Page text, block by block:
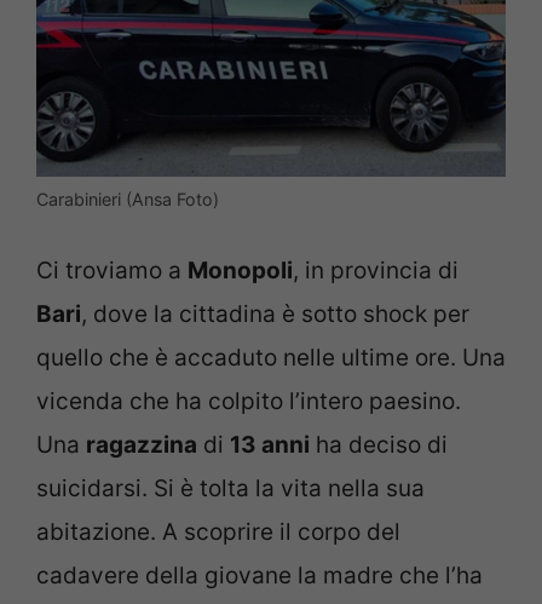
Carabinieri (Ansa Foto)
Ci troviamo a Monopoli, in provincia di
Bari, dove la cittadina è sotto shock per
quello che è accaduto nelle ultime ore. Una
vicenda che ha colpito l’intero paesino.
Una ragazzina di 13 anni ha deciso di
suicidarsi. Si è tolta la vita nella sua
abitazione. A scoprire il corpo del
cadavere della giovane la madre che l’ha